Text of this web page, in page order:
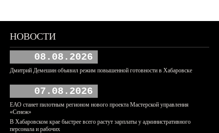
НОВОСТИ
08.08.2026
Дмитрий Демешин объявил режим повышенной готовности в Хабаровске
07.08.2026
ЕАО станет пилотным регионом нового проекта Мастерской управления
«Сенеж»
В Хабаровском крае быстрее всего растут зарплаты у административного
персонала и рабочих